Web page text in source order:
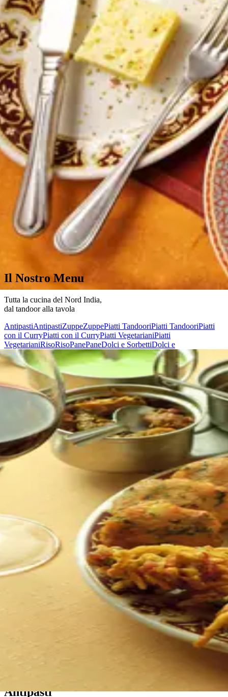
Il Nostro Menu
Tutta la cucina del Nord India,
dal tandoor alla tavola
AntipastiAntipastiZuppeZuppePiatti TandooriPiatti TandooriPiatti
con il CurryPiatti con il CurryPiatti VegetarianiPiatti
VegetarianiRisoRisoPanePaneDolci e SorbettiDolci e
Sorbetti
BevandeBevandeLiquori e DigestiviLiquori e
DigestiviMenù FissiMenù Fissi
Antipasti